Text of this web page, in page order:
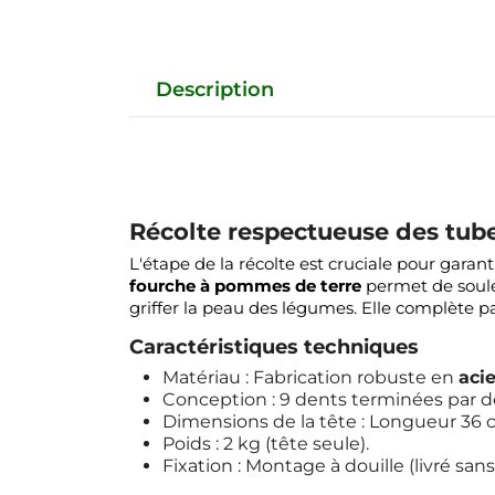
Description
Récolte respectueuse des
L'étape de la récolte est cruciale pour
fourche à pommes de terre permet de
griffer la peau des légumes. Elle complète
Caractéristiques techniques
Matériau : Fabrication robuste en
Conception : 9 dents terminées par
Dimensions de la tête : Longueur 36
Poids : 2 kg (tête seule).
Fixation : Montage à douille (livré